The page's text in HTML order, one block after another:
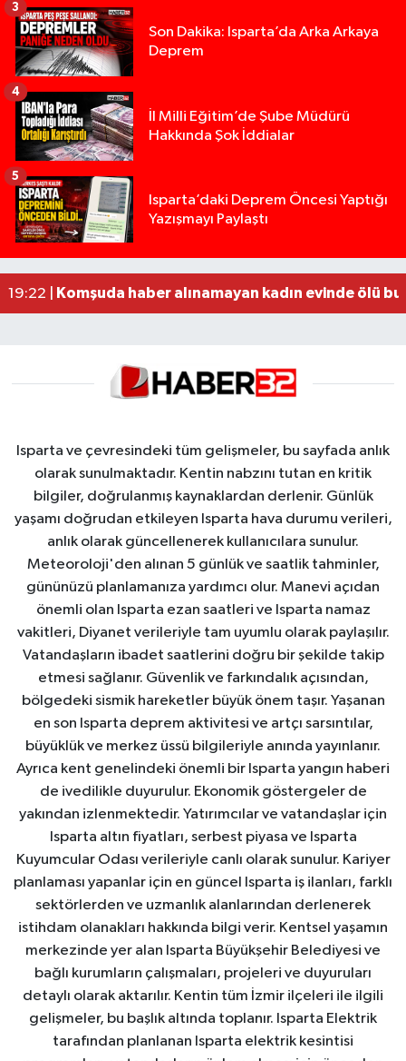
Son Dakika: Isparta’da Arka Arkaya
Deprem
3
İl Milli Eğitim’de Şube Müdürü
Hakkında Şok İddialar
4
Isparta’daki Deprem Öncesi Yaptığı
Yazışmayı Paylaştı
5
13:00 |Yığılca'da kardeşler arasındaki silahlı kavgada
12:48 |Tur teknesi çalışanlarının birbirine girdiği kavga
02:26 |MOTOSİKLETLE ÇARPIŞAN OTOMOBİL GÜL
19:22 |
Komşuda haber alınamayan kadın evinde ölü
Isparta ve çevresindeki tüm gelişmeler, bu sayfada anlık
olarak sunulmaktadır. Kentin nabzını tutan en kritik
bilgiler, doğrulanmış kaynaklardan derlenir. Günlük
yaşamı doğrudan etkileyen Isparta hava durumu verileri,
anlık olarak güncellenerek kullanıcılara sunulur.
Meteoroloji'den alınan 5 günlük ve saatlik tahminler,
gününüzü planlamanıza yardımcı olur. Manevi açıdan
önemli olan Isparta ezan saatleri ve Isparta namaz
vakitleri, Diyanet verileriyle tam uyumlu olarak paylaşılır.
Vatandaşların ibadet saatlerini doğru bir şekilde takip
etmesi sağlanır. Güvenlik ve farkındalık açısından,
bölgedeki sismik hareketler büyük önem taşır. Yaşanan
en son Isparta deprem aktivitesi ve artçı sarsıntılar,
büyüklük ve merkez üssü bilgileriyle anında yayınlanır.
Ayrıca kent genelindeki önemli bir Isparta yangın haberi
de ivedilikle duyurulur. Ekonomik göstergeler de
yakından izlenmektedir. Yatırımcılar ve vatandaşlar için
Isparta altın fiyatları, serbest piyasa ve Isparta
Kuyumcular Odası verileriyle canlı olarak sunulur. Kariyer
planlaması yapanlar için en güncel Isparta iş ilanları, farklı
sektörlerden ve uzmanlık alanlarından derlenerek
istihdam olanakları hakkında bilgi verir. Kentsel yaşamın
merkezinde yer alan Isparta Büyükşehir Belediyesi ve
bağlı kurumların çalışmaları, projeleri ve duyuruları
detaylı olarak aktarılır. Kentin tüm İzmir ilçeleri ile ilgili
gelişmeler, bu başlık altında toplanır. Isparta Elektrik
tarafından planlanan Isparta elektrik kesintisi